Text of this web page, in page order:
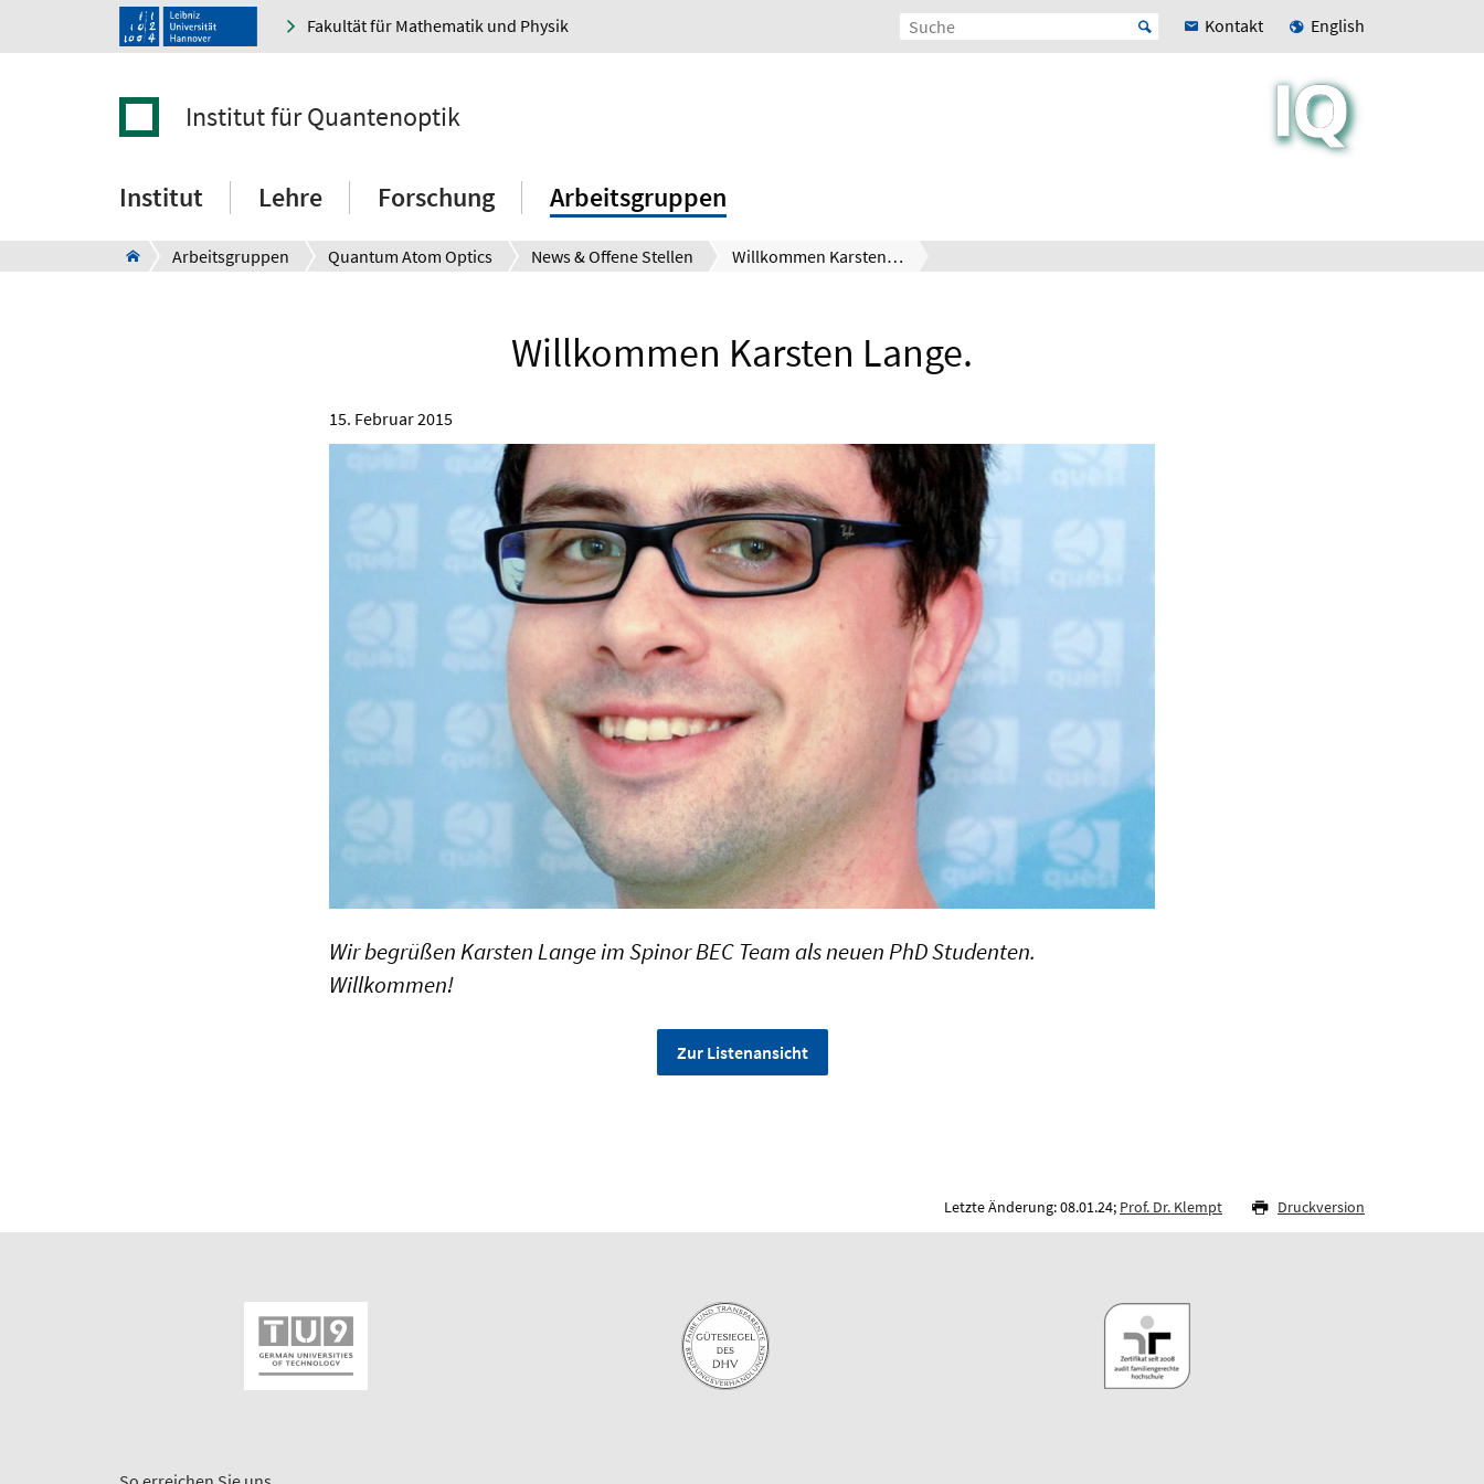
Fakultät für Mathematik und Physik Kontakt English
Institut für Quantenoptik
Institut Lehre Forschung Arbeitsgruppen
Arbeitsgruppen Quantum Atom Optics News & Offene Stellen Willkommen Karsten Lange.
Willkommen Karsten Lange.
15. Februar 2015
Wir begrüßen Karsten Lange im Spinor BEC Team als neuen PhD Studenten.
Willkommen!
Zur Listenansicht
Letzte Änderung: 08.01.24; Prof. Dr. Klempt Druckversion